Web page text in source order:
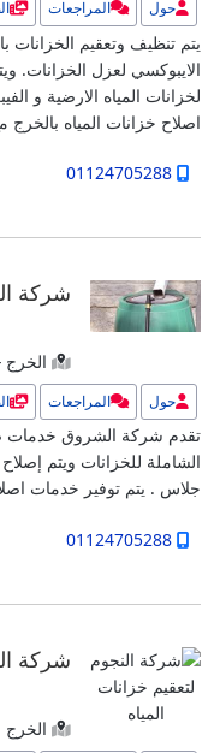
حول المراجعات
يتم تنظيف وتعقيم
الايبوكسي لعزل الخزانات.
لخزانات المياه الارضية و
اصلاح خزانات المياه بالخرج
01124705288
شركة
الخرج -
حول المراجعات
تقدم شركة الشروق خدمات
الشاملة للخزانات ويتم
جلاس . يتم توفير خدمات
01124705288
شركة
الخرج